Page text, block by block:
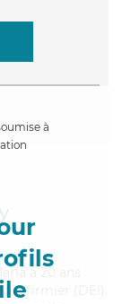
à
a 20 ans
(DEI).